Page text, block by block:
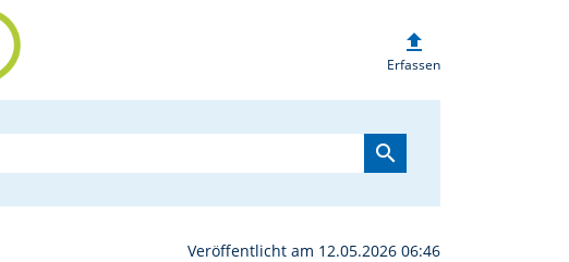
in Tännesberg |
upload
Erfassen
search
Veröffentlicht am 12.05.2026 06:46